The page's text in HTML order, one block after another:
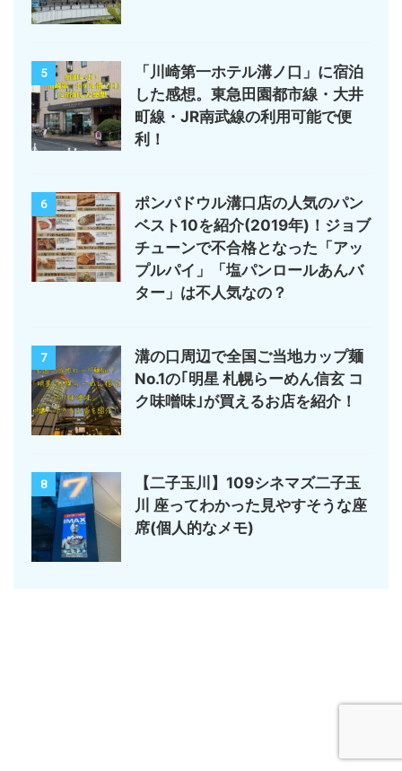
5
「川崎第一ホテル溝ノ口」に宿泊
した感想。東急田園都市線・大井
町線・JR南武線の利用可能で便
利！
6
ポンパドウル溝口店の人気のパン
ベスト10を紹介(2019年)！ジョブ
チューンで不合格となった「アッ
プルパイ」「塩パンロールあんバ
ター」は不人気なの？
7
溝の口周辺で全国ご当地カップ麺
No.1の｢明星 札幌らーめん信玄 コ
ク味噌味｣が買えるお店を紹介！
8
【二子玉川】109シネマズ二子玉
川 座ってわかった見やすそうな座
席(個人的なメモ)